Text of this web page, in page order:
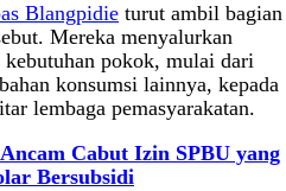
Blangpidie turut ambil bagian
Mereka menyalurkan
kebutuhan pokok, mulai dari
konsumsi lainnya, kepada
lembaga pemasyarakatan.
Cabut Izin SPBU yang
Bersubsidi